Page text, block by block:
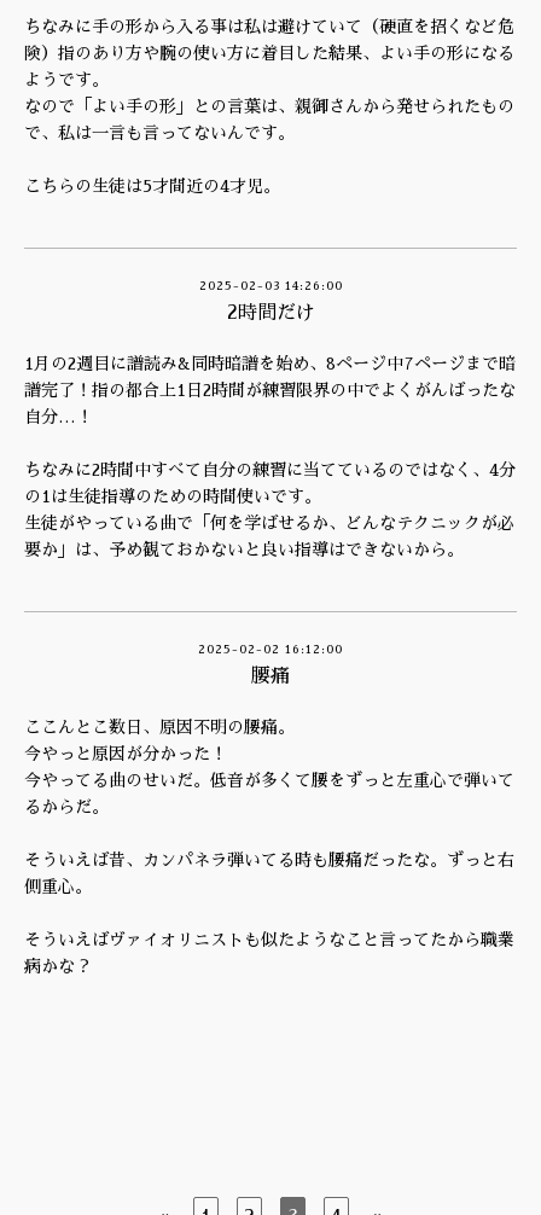
ちなみに手の形から入る事は私は避けていて（硬直を招くなど危
険）指のあり方や腕の使い方に着目した結果、よい手の形になる
ようです。
なので「よい手の形」との言葉は、親御さんから発せられたもの
で、私は一言も言ってないんです。
こちらの生徒は5才間近の4才児。
2025-02-03 14:26:00
2時間だけ
1月の2週目に譜読み&同時暗譜を始め、8ページ中7ページまで暗
譜完了！指の都合上1日2時間が練習限界の中でよくがんばったな
自分…！
ちなみに2時間中すべて自分の練習に当てているのではなく、4分
の1は生徒指導のための時間使いです。
生徒がやっている曲で「何を学ばせるか、どんなテクニックが必
要か」は、予め観ておかないと良い指導はできないから。
2025-02-02 16:12:00
腰痛
ここんとこ数日、原因不明の腰痛。
今やっと原因が分かった！
今やってる曲のせいだ。低音が多くて腰をずっと左重心で弾いて
るからだ。
そういえば昔、カンパネラ弾いてる時も腰痛だったな。ずっと右
側重心。
そういえばヴァイオリニストも似たようなこと言ってたから職業
病かな？